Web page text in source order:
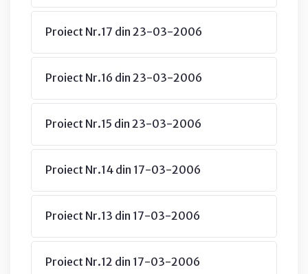
Proiect Nr.17 din 23-03-2006
Proiect Nr.16 din 23-03-2006
Proiect Nr.15 din 23-03-2006
Proiect Nr.14 din 17-03-2006
Proiect Nr.13 din 17-03-2006
Proiect Nr.12 din 17-03-2006